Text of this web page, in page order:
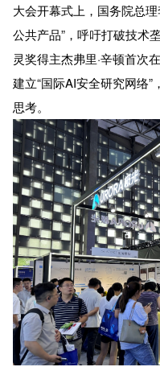
大会开幕式上，国务院总
公共产品”，呼吁打破技术
灵奖得主杰弗里·辛顿首次
建立“国际AI安全研究网络
思考。